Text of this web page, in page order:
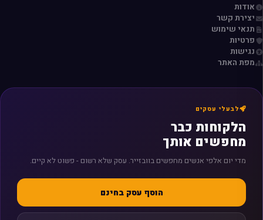
אודות
יצירת קשר
תנאי שימוש
פרטיות
נגישות
מפת האתר
לבעלי עסקים
הלקוחות כבר
מחפשים אותך
מדי יום אלפי אנשים מחפשים בוובזייר. עסק שלא רשום - פשוט לא קיים.
הוסף עסק בחינם